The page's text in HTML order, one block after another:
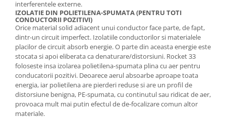
interferentele externe.
IZOLATIE DIN POLIETILENA-SPUMATA (PENTRU TOTI
CONDUCTORII POZITIVI)
Orice material solid adiacent unui conductor face parte, de fapt,
dintr-un circuit imperfect. Izolatiile conductorilor si materialele
placilor de circuit absorb energie. O parte din aceasta energie este
stocata si apoi eliberata ca denaturare/distorsiuni. Rocket 33
foloseste insa izolarea polietilena-spumata plina cu aer pentru
conducatorii pozitivi. Deoarece aerul absoarbe aproape toata
energia, iar polietilena are pierderi reduse si are un profil de
distorsiune benigna, PE-spumata, cu continutul sau ridicat de aer,
provoaca mult mai putin efectul de de-focalizare comun altor
materiale.